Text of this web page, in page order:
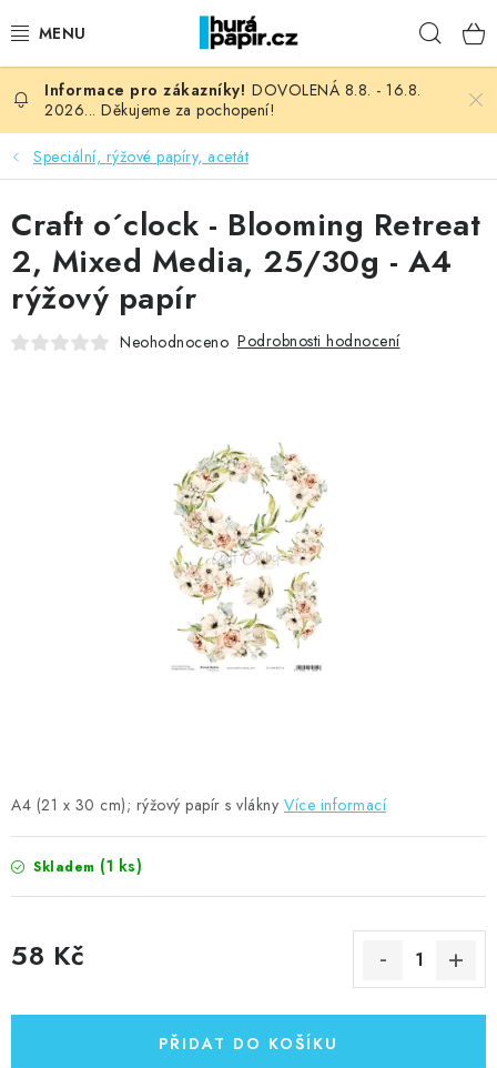
na
NOVINKY
HURÁ DÍLNA
VŠECHNO ZBOŽÍ
KNIHAŘSKÝ MATERIÁL
Moje objednávka
Obchodní podmínky
DOVOLENÁ 8.8. - 16.8.
2026... Děkujeme za pochopení!
Speciální, rýžové papíry, acetát
A4 (21 x 30 cm); rýžový papír s vlákny Více informací
Skladem (1 ks)
58 Kč
PŘIDAT DO KOŠÍKU
Craft o´clock - Blooming Retreat
2, Mixed Media, 25/30g - A4
rýžový papír
Neohodnoceno Podrobnosti hodnocení